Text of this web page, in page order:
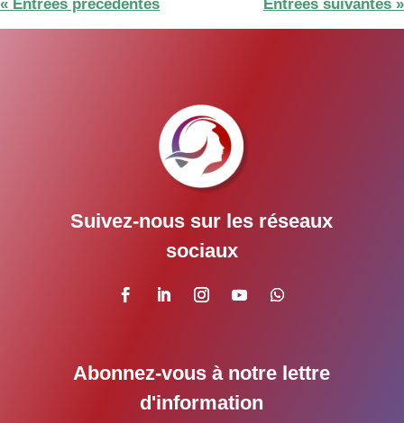
« Entrées précédentes Entrées suivantes »
Suivez-nous sur les réseaux
sociaux
Abonnez-vous à notre lettre
d'information